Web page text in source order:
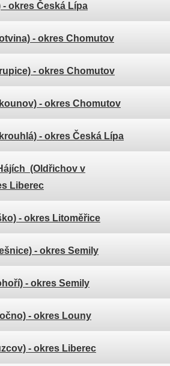
- okres Česká Lípa
- okres Chomutov
- okres Chomutov
- okres Chomutov
- okres Česká Lípa
(Oldřichov v
Liberec
- okres Litoměřice
- okres Semily
- okres Semily
- okres Louny
- okres Liberec